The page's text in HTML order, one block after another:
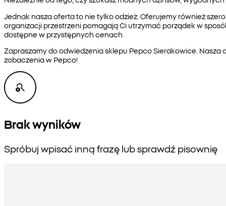
Jednak nasza oferta to nie tylko odzież. Oferujemy również
organizacji przestrzeni pomagają Ci utrzymać porządek w
dostępne w przystępnych cenach.
Zapraszamy do odwiedzenia sklepu Pepco Sierakowice.
zobaczenia w Pepco!
Brak wyników
Spróbuj wpisać inną frazę lub sprawdź pisownię